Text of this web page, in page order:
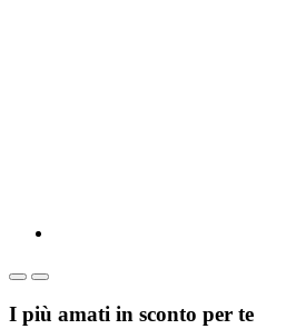
I più amati in sconto per te